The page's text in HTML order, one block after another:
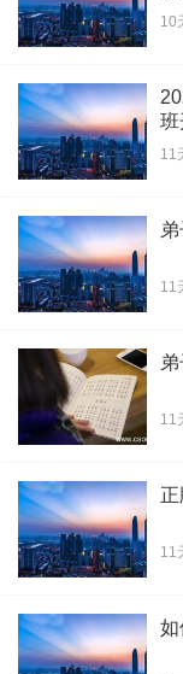
10
班
11
11
11
11
如